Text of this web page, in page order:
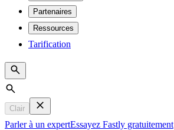
Partenaires
Ressources
Tarification
Search
Clair
Parler à un expertEssayez Fastly gratuitement